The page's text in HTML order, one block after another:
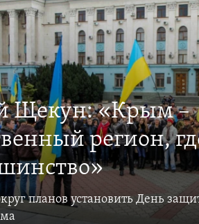
Щекун: «Крым –
регион,
планов установить День